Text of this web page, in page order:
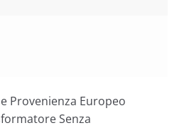
Provenienza Europeo
Senza